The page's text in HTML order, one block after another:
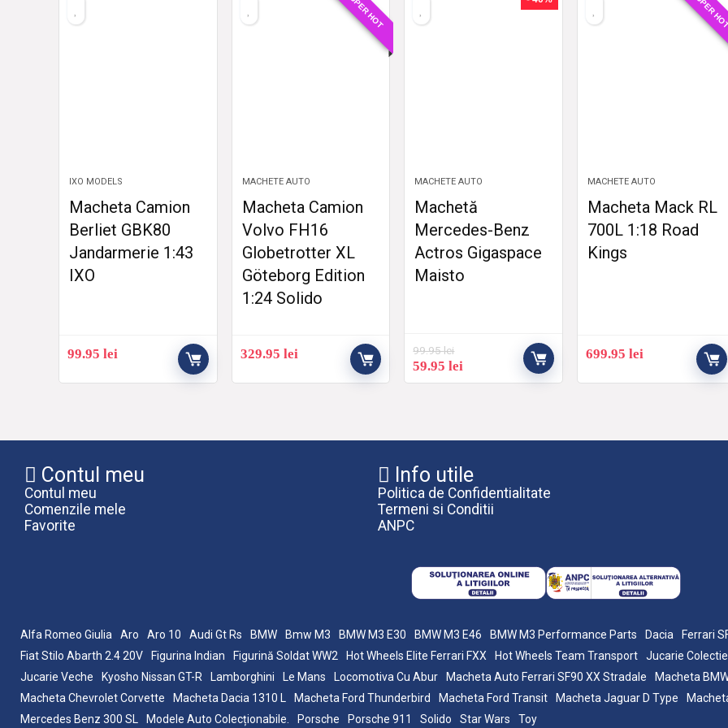
IXO MODELS
Macheta Camion
Berliet GBK80
Jandarmerie 1:43
IXO
99.95lei
SUPER HOT
MACHETE AUTO
Macheta Camion
Volvo FH16
Globetrotter XL
Göteborg Edition
1:24 Solido
329.95 lei
MACHETE AUTO
Machetă
Mercedes-Benz
Actros Gigaspace
Maisto
99.95lei
59.95lei
SUPER
MACHETE AUTO
Macheta Mack RL
700L 1:18 Road
Kings
699.95lei
Contul meu
Contul meu
Comenzile mele
Favorite
Info utile
Politica de Confidentialitate
Termeni si Conditii
ANPC
Alfa Romeo Giulia Aro Aro 10 Audi Gt Rs BMW Bmw M3 BMW M3 E30 BMW M3 E46 BMW M3 Performance Parts Dacia
Ferrari
Fiat Stilo Abarth 2.4 20V
Figurina Indian Figurină Soldat WW2 Hot Wheels Elite Ferrari FXX Hot Wheels Team Transport
Jucarie Colectie
Jucarie Veche
Kyosho Nissan GT-R Lamborghini Le Mans Locomotiva Cu Abur Macheta Auto Ferrari SF90 XX Stradale
Macheta
Macheta Chevrolet Corvette
Macheta Dacia 1310 L Macheta Ford Thunderbird Macheta Ford Transit Macheta Jaguar D Type
Mercedes Benz 300 SL
Modele Auto Colecționabile. Porsche Porsche 911 Solido Star Wars Toy